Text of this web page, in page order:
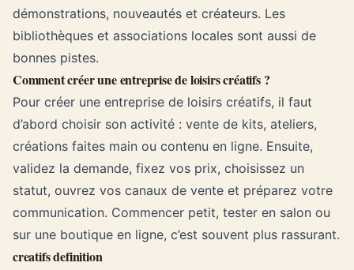
démonstrations, nouveautés et créateurs. Les
bibliothèques et associations locales sont aussi de
bonnes pistes.
Comment créer une entreprise de loisirs créatifs ?
Pour créer une entreprise de loisirs créatifs, il faut
d’abord choisir son activité : vente de kits, ateliers,
créations faites main ou contenu en ligne. Ensuite,
validez la demande, fixez vos prix, choisissez un
statut, ouvrez vos canaux de vente et préparez votre
communication. Commencer petit, tester en salon ou
sur une boutique en ligne, c’est souvent plus rassurant.
creatifs definition